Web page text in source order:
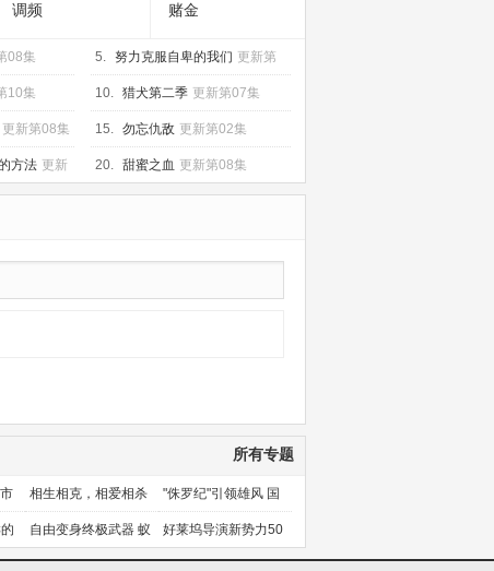
调频 赌金
08集 5. 努力克服自卑的我们 更新第
10集
10集 10. 猎犬第二季 更新第07集
更新第08集 15. 勿忘仇敌 更新第02集
方法 更新 20. 甜蜜之血 更新第08集
所有专题
相生相克，相爱相杀 "侏罗纪"引领雄风 国
产片下旬逆袭
自由变身终极武器 蚁
人能力使用者大盘点
好莱坞导演新势力50
人上篇